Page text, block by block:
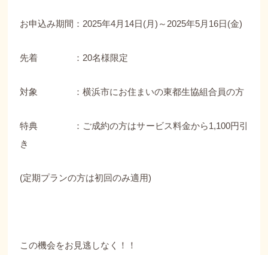
お申込み期間：2025年4月14日(月)～2025年5月16日(金)
先着 ：20名様限定
対象 ：横浜市にお住まいの東都生協組合員の方
特典 ：ご成約の方はサービス料金から1,100円引
き
(定期プランの方は初回のみ適用)
この機会をお見逃しなく！！